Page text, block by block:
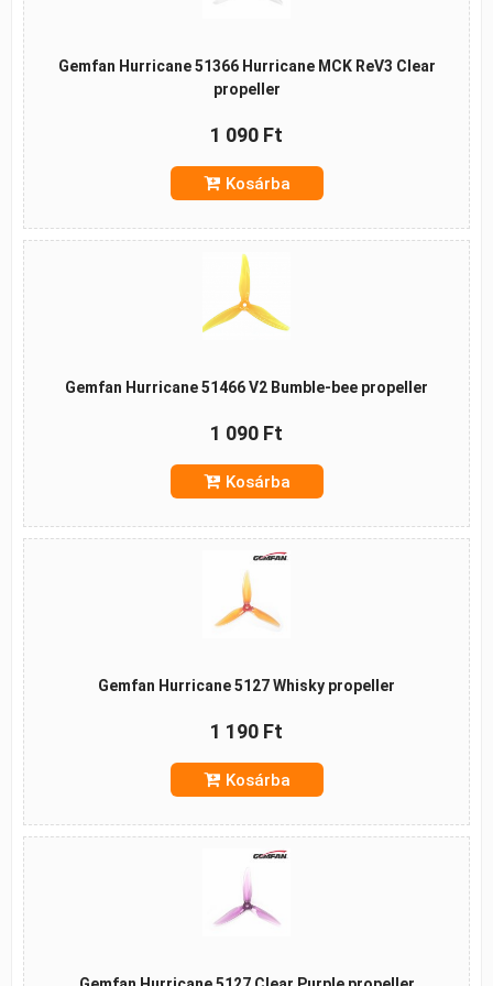
Gemfan Hurricane 51366 Hurricane MCK ReV3 Clear
propeller
1 090 Ft
Kosárba
Gemfan Hurricane 51466 V2 Bumble-bee propeller
1 090 Ft
Kosárba
Gemfan Hurricane 5127 Whisky propeller
1 190 Ft
Kosárba